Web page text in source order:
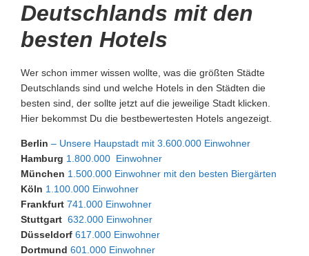
Deutschlands mit den
besten Hotels
Wer schon immer wissen wollte, was die größten Städte
Deutschlands sind und welche Hotels in den Städten die
besten sind, der sollte jetzt auf die jeweilige Stadt klicken.
Hier bekommst Du die bestbewertesten Hotels angezeigt.
Berlin – Unsere Haupstadt mit 3.600.000 Einwohner
Hamburg 1.800.000 Einwohner
München 1.500.000 Einwohner mit den besten Biergärten
Köln 1.100.000 Einwohner
Frankfurt 741.000 Einwohner
Stuttgart 632.000 Einwohner
Düsseldorf 617.000 Einwohner
Dortmund 601.000 Einwohner